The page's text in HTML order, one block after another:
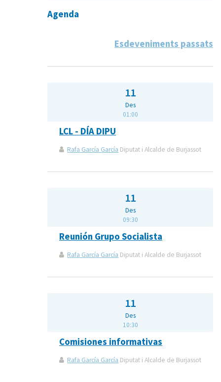
Agenda
Esdeveniments passats
11
Des
01:00
LCL - DÍA DIPU
Rafa García García Diputat i Alcalde de Burjassot
11
Des
09:30
Reunión Grupo Socialista
Rafa García García Diputat i Alcalde de Burjassot
11
Des
10:30
Comisiones informativas
Rafa García García Diputat i Alcalde de Burjassot